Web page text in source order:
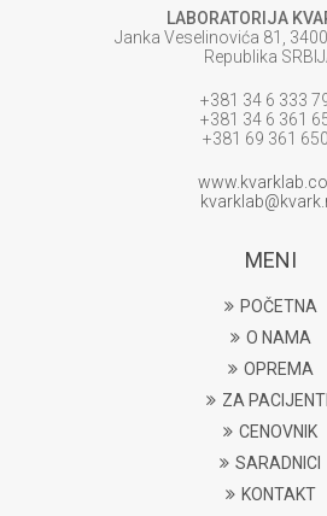
LABORATORIJA
Janka Veselinovića 81,
Republika
+381 34 6 333
+381 34 6 361
+381 69 361
MENI
POČETNA
O NAMA
OPREMA
ZA
CENOVNIK
SARADNICI
KONTAKT